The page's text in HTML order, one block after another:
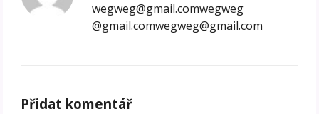
wegweg@gmail.comwegweg
@gmail.comwegweg@gmail.com
Přidat komentář